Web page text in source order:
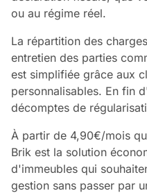
ou au régime réel.
La répartition des
entretien des parties
est simplifiée grâce aux
personnalisables. En fin
décomptes de
À partir de 4,90€/mois
Brik est la solution
d'immeubles qui
gestion sans passer par